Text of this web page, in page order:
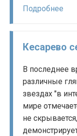
Подробнее
Кесарево
В последнее
различные
звездах "в
мире
не